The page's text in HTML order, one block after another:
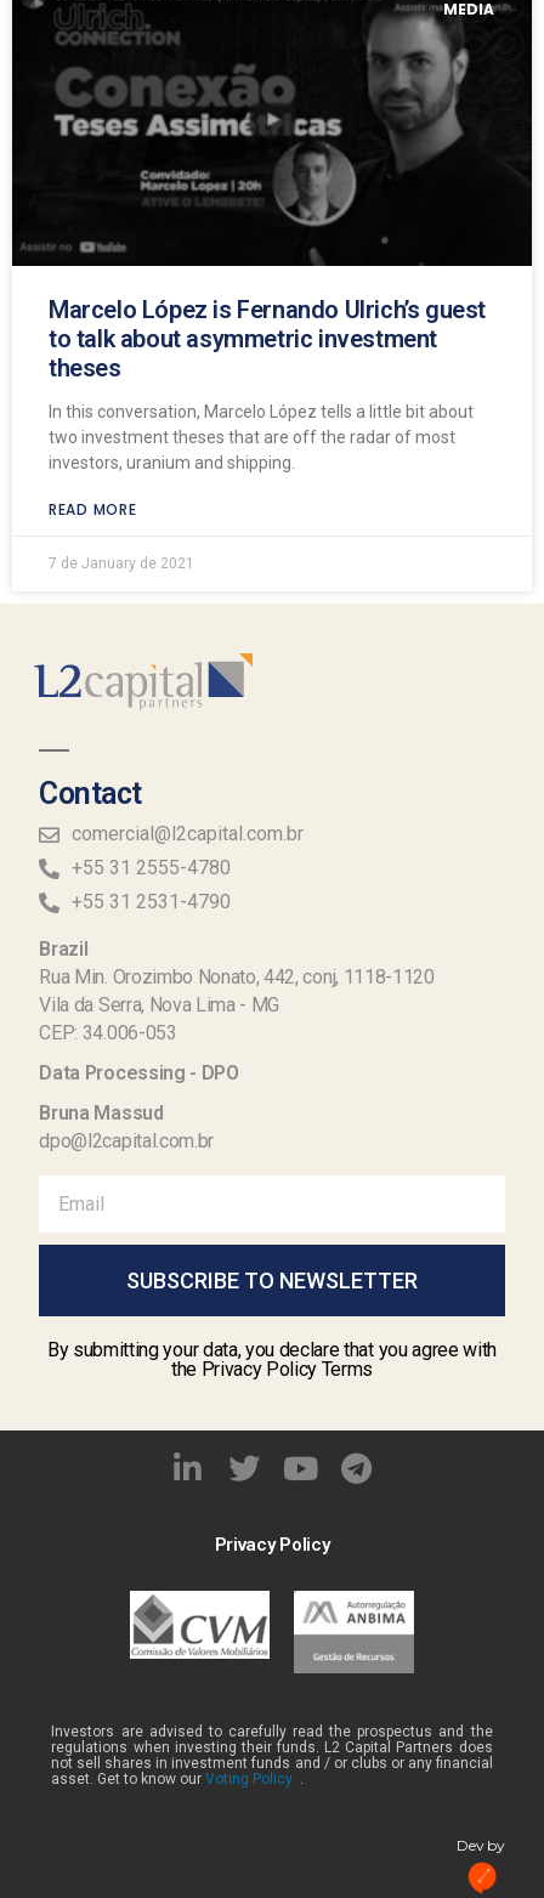
MEDIA
Marcelo López is Fernando Ulrich’s guest
to talk about asymmetric investment
theses
In this conversation, Marcelo López tells a little bit about
two investment theses that are off the radar of most
investors, uranium and shipping.
READ MORE
7 de January de 2021
Contact
comercial@l2capital.com.br
+55 31 2555-4780
+55 31 2531-4790
Brazil
Rua Min. Orozimbo Nonato, 442, conj, 1118-1120
Vila da Serra, Nova Lima - MG
CEP: 34.006-053
Data Processing - DPO
Bruna Massud
dpo@l2capital.com.br
SUBSCRIBE TO NEWSLETTER
By submitting your data, you declare that you agree with
the Privacy Policy Terms
Dev by
Privacy Policy
Investors are advised to carefully read the prospectus and the
regulations when investing their funds. L2 Capital Partners does
not sell shares in investment funds and / or clubs or any financial
asset. Get to know ourVoting Policy ..